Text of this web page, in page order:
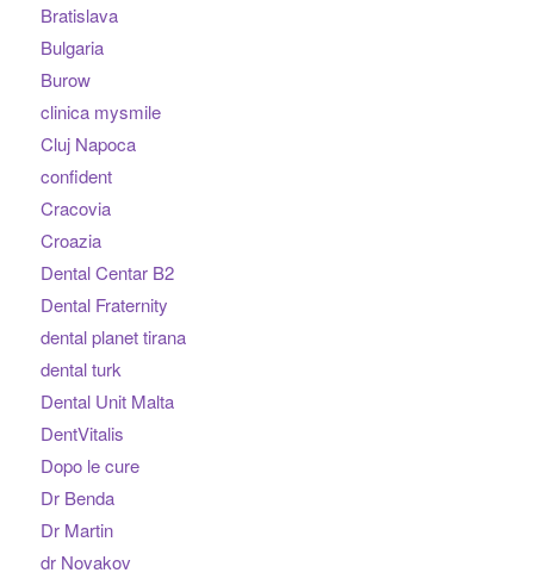
Bratislava
Bulgaria
Burow
clinica mysmile
Cluj Napoca
confident
Cracovia
Croazia
Dental Centar B2
Dental Fraternity
dental planet tirana
dental turk
Dental Unit Malta
DentVitalis
Dopo le cure
Dr Benda
Dr Martin
dr Novakov